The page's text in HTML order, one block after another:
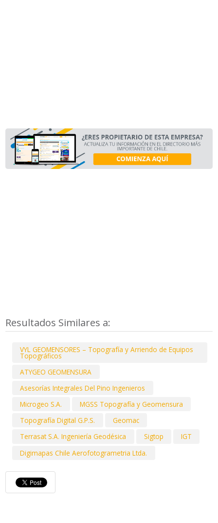
Resultados Similares a:
VYL GEOMENSORES – Topografía y Arriendo de Equipos
Topográficos
ATYGEO GEOMENSURA
Asesorías Integrales Del Pino Ingenieros
Microgeo S.A.
MGSS Topografía y Geomensura
Topografía Digital G.P.S.
Geomac
Terrasat S.A. Ingeniería Geodésica
Sigtop
IGT
Digimapas Chile Aerofotogrametria Ltda.